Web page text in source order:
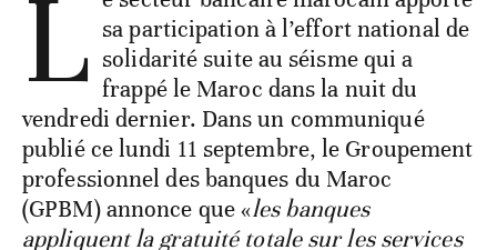
L sa participation à l’effort national de
solidarité suite au séisme qui a
frappé le Maroc dans la nuit du
vendredi dernier. Dans un communiqué
publié ce lundi 11 septembre, le Groupement
professionnel des banques du Maroc
(GPBM) annonce que «les banques
appliquent la gratuité totale sur les services